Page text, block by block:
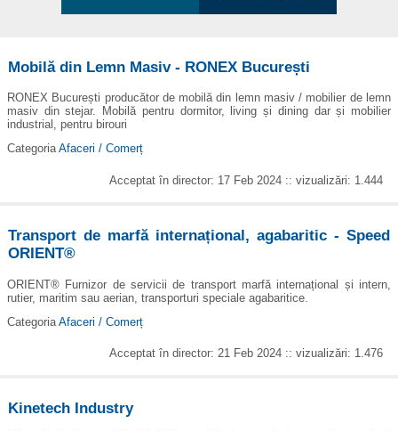
Mobilă din Lemn Masiv - RONEX București
RONEX București producător de mobilă din lemn masiv / mobilier de lemn
masiv din stejar. Mobilă pentru dormitor, living și dining dar și mobilier
industrial, pentru birouri
CategoriaAfaceri / Comerț
Acceptat în director: 17 Feb 2024 :: vizualizări: 1.444
Transport de marfă internațional, agabaritic - Speed
ORIENT®
ORIENT® Furnizor de servicii de transport marfă internațional și intern,
rutier, maritim sau aerian, transporturi speciale agabaritice.
Categoria Afaceri / Comerț
Acceptat în director: 21 Feb 2024 :: vizualizări: 1.476
Kinetech Industry